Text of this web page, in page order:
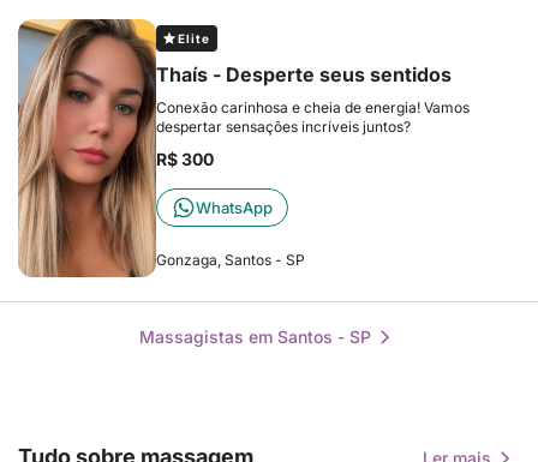
Elite
Thaís - Desperte seus sentidos
Conexão carinhosa e cheia de energia! Vamos
despertar sensações incríveis juntos?
R$ 300
WhatsApp
Gonzaga, Santos - SP
Massagistas em Santos - SP
Tudo sobre massagem Ler mais